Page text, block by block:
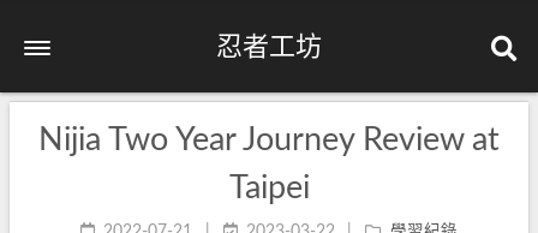
忍者工坊
Nijia Two Year Journey Review at
Taipei